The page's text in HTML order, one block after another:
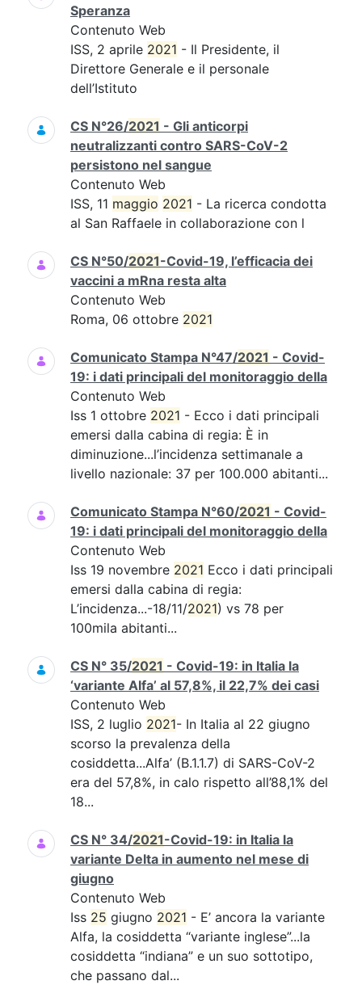
Speranza
Contenuto Web
ISS, 2 aprile 2021 - Il Presidente, il
Direttore Generale e il personale
dell’Istituto
CS N°26/2021 - Gli anticorpi
neutralizzanti contro SARS-CoV-2
persistono nel sangue
Contenuto Web
ISS, 11 maggio 2021 - La ricerca condotta
al San Raffaele in collaborazione con l
CS N°50/2021-Covid-19, l’efficacia dei
vaccini a mRna resta alta
Contenuto Web
Roma, 06 ottobre 2021
Comunicato Stampa N°47/2021 - Covid-
19: i dati principali del monitoraggio della
Contenuto Web
Iss 1 ottobre 2021 - Ecco i dati principali
emersi dalla cabina di regia: È in
diminuzione...l’incidenza settimanale a
livello nazionale: 37 per 100.000 abitanti...
Comunicato Stampa N°60/2021 - Covid-
19: i dati principali del monitoraggio della
Contenuto Web
Iss 19 novembre 2021 Ecco i dati principali
emersi dalla cabina di regia:
L’incidenza...-18/11/2021) vs 78 per
100mila abitanti...
CS N° 35/2021 - Covid-19: in Italia la
‘variante Alfa’ al 57,8%, il 22,7% dei casi
Contenuto Web
ISS, 2 luglio 2021- In Italia al 22 giugno
scorso la prevalenza della
cosiddetta...Alfa’ (B.1.1.7) di SARS-CoV-2
era del 57,8%, in calo rispetto all’88,1% del
18...
CS N° 34/2021-Covid-19: in Italia la
variante Delta in aumento nel mese di
giugno
Contenuto Web
Iss 25 giugno 2021 - E’ ancora la variante
Alfa, la cosiddetta “variante inglese”...la
cosiddetta “indiana” e un suo sottotipo,
che passano dal...